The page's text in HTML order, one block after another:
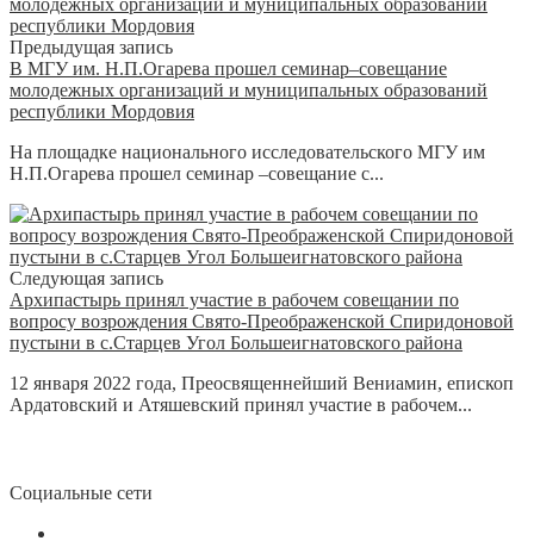
Предыдущая запись
В МГУ им. Н.П.Огарева прошел семинар–совещание
молодежных организаций и муниципальных образований
республики Мордовия
На площадке национального исследовательского МГУ им
Н.П.Огарева прошел семинар –совещание с...
Следующая запись
Архипастырь принял участие в рабочем совещании по
вопросу возрождения Свято-Преображенской Спиридоновой
пустыни в с.Старцев Угол Большеигнатовского района
12 января 2022 года, Преосвященнейший Вениамин, епископ
Ардатовский и Атяшевский принял участие в рабочем...
Социальные сети